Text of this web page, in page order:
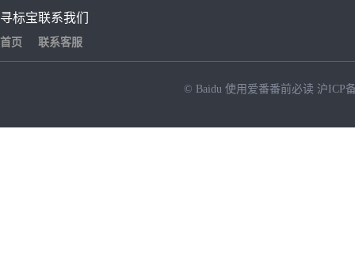
寻标宝
首页
联系我们
联系客服
© Baidu 使用爱番番前必读 沪ICP